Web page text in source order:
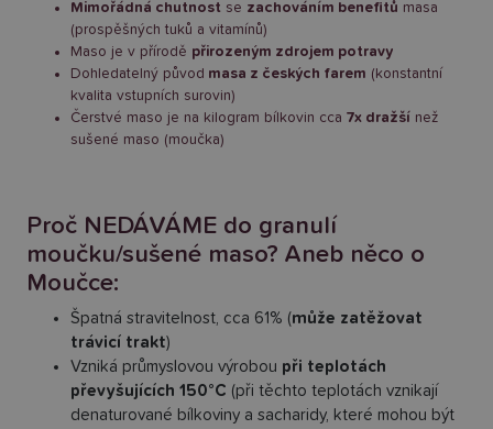
Mimořádná chutnost se zachováním benefitů masa
(prospěšných tuků a vitamínů)
Maso je v přírodě přirozeným zdrojem potravy
Dohledatelný původ masa z českých farem (konstantní
kvalita vstupních surovin)
Čerstvé maso je na kilogram bílkovin cca 7x dražší než
sušené maso (moučka)
Proč NEDÁVÁME do granulí
moučku/sušené maso? Aneb něco o
Moučce:
Špatná stravitelnost, cca 61% (může zatěžovat
trávicí trakt)
Vzniká průmyslovou výrobou při teplotách
převyšujících 150°C (při těchto teplotách vznikají
denaturované bílkoviny a sacharidy, které mohou být